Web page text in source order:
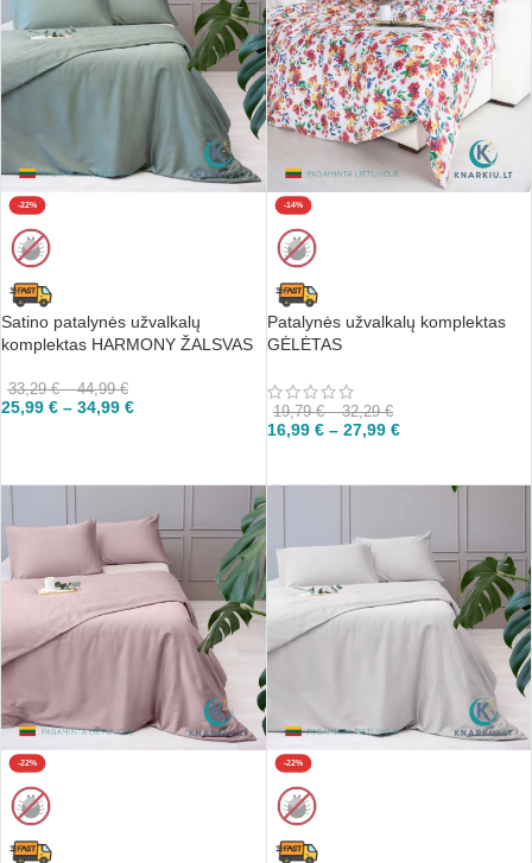
-22%
Satino patalynės užvalkalų
komplektas HARMONY ŽALSVAS
33,29€–44,99€
25,99 € – 34,99 €
-14%
Patalynės užvalkalų komplektas
GĖLĖTAS
19,79€–32,29€
16,99 €– 27,99 €
-22% -22%